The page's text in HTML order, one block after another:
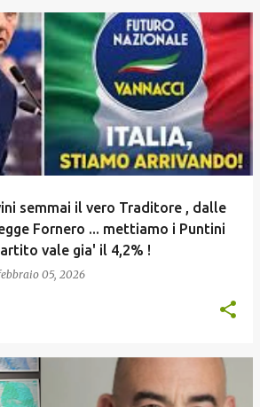
semmai il vero Traditore , dalle
Fornero ... mettiamo i Puntini
vale gia' il 4,2% !
05, 2026